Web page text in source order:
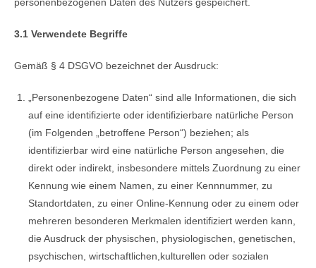
3.1 Verwendete Begriffe
Gemäß § 4 DSGVO bezeichnet der Ausdruck:
„Personenbezogene Daten“ sind alle Informationen, die sich
auf eine identifizierte oder identifizierbare natürliche Person
(im Folgenden „betroffene Person“) beziehen; als
identifizierbar wird eine natürliche Person angesehen, die
direkt oder indirekt, insbesondere mittels Zuordnung zu einer
Kennung wie einem Namen, zu einer Kennnummer, zu
Standortdaten, zu einer Online-Kennung oder zu einem oder
mehreren besonderen Merkmalen identifiziert werden kann,
die Ausdruck der physischen, physiologischen, genetischen,
psychischen, wirtschaftlichen,kulturellen oder sozialen